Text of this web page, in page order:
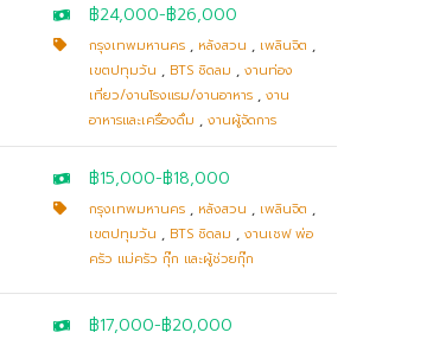
฿24,000-฿26,000
กรุงเทพมหานคร , หลังสวน , เพลินจิต ,
เขตปทุมวัน , BTS ชิดลม ,งานท่อง
เที่ยว/งานโรงแรม/งานอาหาร ,งาน
อาหารและเครื่องดื่ม ,งานผู้จัดการ
฿15,000-฿18,000
กรุงเทพมหานคร , หลังสวน , เพลินจิต ,
เขตปทุมวัน , BTS ชิดลม ,งานเชฟ พ่อ
ครัว แม่ครัว กุ๊ก และผู้ช่วยกุ๊ก
฿17,000-฿20,000